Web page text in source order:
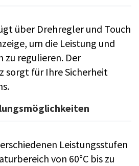
über Drehregler und Touch
um die Leistung und
zu regulieren. Der
sorgt für Ihre Sicherheit
Leistungsstufen
von 60°C bis zu